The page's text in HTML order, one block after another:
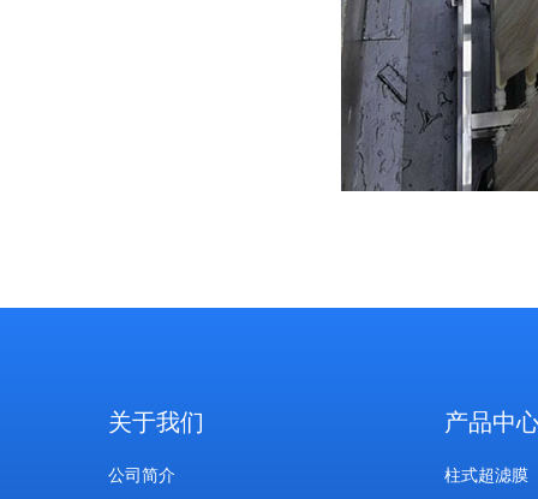
关于我们
公司简介
产品中
柱式超滤膜